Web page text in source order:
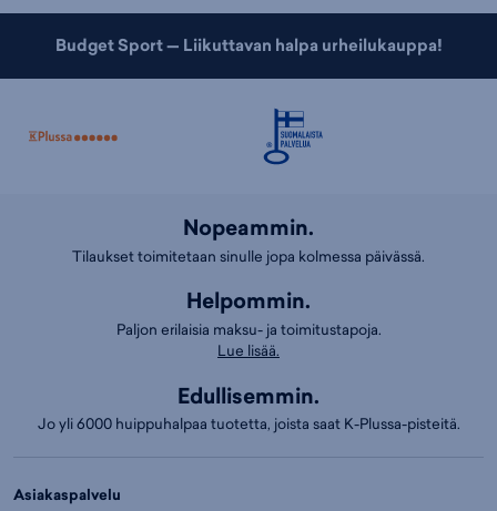
Budget Sport — Liikuttavan halpa urheilukauppa!
Nopeammin.
Tilaukset toimitetaan sinulle jopa kolmessa päivässä.
Helpommin.
Paljon erilaisia maksu- ja toimitustapoja.
Lue lisää.
Edullisemmin.
Jo yli 6000 huippuhalpaa tuotetta, joista saat K-Plussa-pisteitä.
Asiakaspalvelu